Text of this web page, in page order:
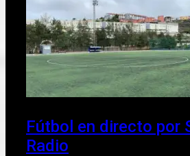
Fútbol en directo por
Radio